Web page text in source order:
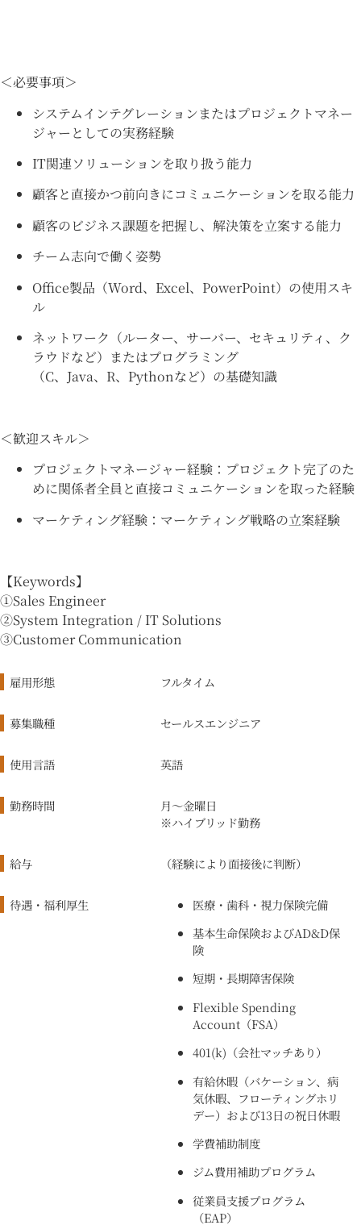
＜必要事項＞
システムインテグレーションまたはプロジェクトマネー
ジャーとしての実務経験
IT関連ソリューションを取り扱う能力
顧客と直接かつ前向きにコミュニケーションを取る能力
顧客のビジネス課題を把握し、解決策を立案する能力
チーム志向で働く姿勢
Office製品（Word、Excel、PowerPoint）の使用スキ
ル
ネットワーク（ルーター、サーバー、セキュリティ、ク
ラウドなど）またはプログラミング
（C、Java、R、Pythonなど）の基礎知識
＜歓迎スキル＞
プロジェクトマネージャー経験：プロジェクト完了のた
めに関係者全員と直接コミュニケーションを取った経験
マーケティング経験：マーケティング戦略の立案経験
【Keywords】
①Sales Engineer
②System Integration / IT Solutions
③Customer Communication
雇用形態 フルタイム
募集職種 セールスエンジニア
使用言語 英語
勤務時間
月〜金曜日
※ハイブリッド勤務
給与 （経験により面接後に判断）
待遇・福利厚生
医療・歯科・視力保険完備
基本生命保険およびAD&D保
険
短期・長期障害保険
Flexible Spending
Account（FSA）
401(k)（会社マッチあり）
有給休暇（バケーション、病
気休暇、フローティングホリ
デー）および13日の祝日休暇
学費補助制度
ジム費用補助プログラム
従業員支援プログラム
（EAP）